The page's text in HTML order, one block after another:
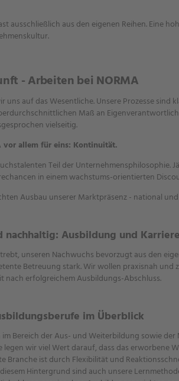
ausschließlich aus den eigenen Reihen. Eine
- Arbeiten bei NORMA
auf das Wesentliche. Unsere Prozesse sind
Maß an
vielseitig.
vor allem für eins: Kontinuität.
Teil der Unternehmensphilosophie.
in einem wachstums-orientierten
Ausbau unserer Marktpräsenz - national
Ausbildung und
unseren Nachwuchs bevorzugt aus den
Betreuung stark. Wir wollen praxisnah
nach erfolgreichem Ausbildungs-Abschluss.
im Überblick
Bereich der Aus- und Weiterbildung sowie
wir viel Wert darauf, dass das erworbene
Branche ist durch Flexibilität und
Hintergrund sind auch unsere